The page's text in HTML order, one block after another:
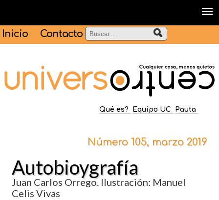
Inicio Contacto
Qué es? Equipo UC Pauta
Número 105, marzo 2019
Autobioygrafía
Juan Carlos Orrego. Ilustración: Manuel
Celis Vivas